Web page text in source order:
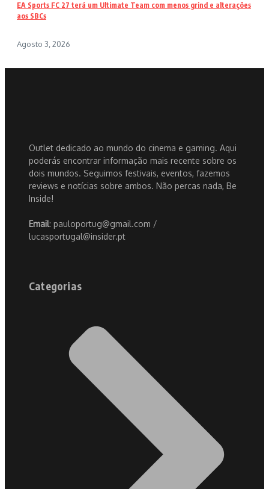
EA Sports FC 27 terá um Ultimate Team com menos grind e alterações
aos SBCs
Agosto 3, 2026
Outlet dedicado ao mundo do cinema e gaming. Aqui
poderás encontrar informação mais recente sobre os
dois mundos. Seguimos festivais, eventos, fazemos
reviews e notícias sobre ambos. Não percas nada, Be
Inside!
Email: pauloportug@gmail.com /
lucasportugal@insider.pt
Categorias